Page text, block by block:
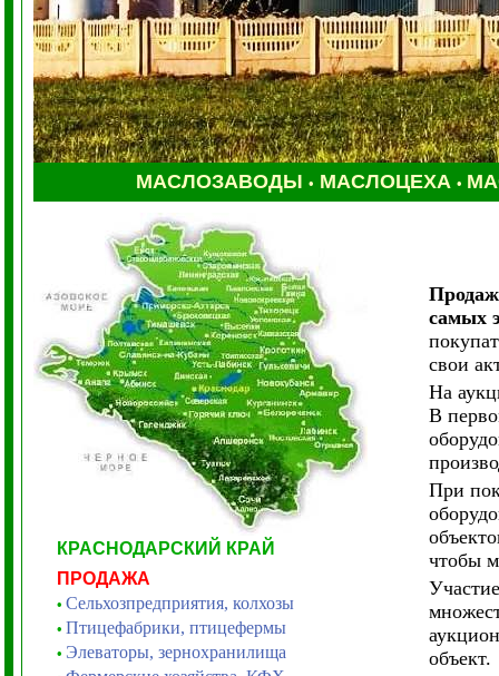
МАСЛОЗАВОДЫ • МАСЛОЦЕХА •
КРАСНОДАРСКИЙ КРАЙ
ПРОДАЖА
• Сельхозпредприятия, колхозы
• Птицефабрики, птицефермы
• Элеваторы, зернохранилища
самых
свои
На
В
При
чтобы
объект.